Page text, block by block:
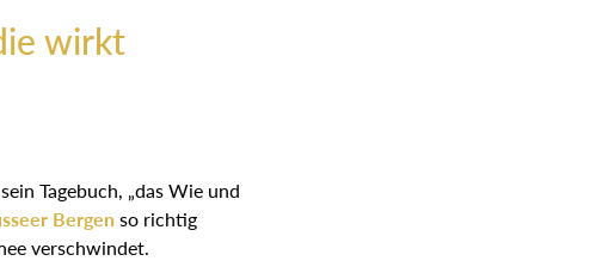
wirkt
Tagebuch, „das Wie und
Bergen so richtig
verschwindet.